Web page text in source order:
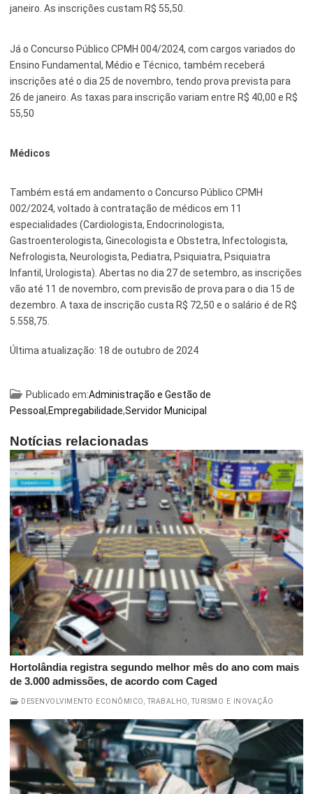
janeiro. As inscrições custam R$ 55,50.
Já o Concurso Público CPMH 004/2024, com cargos variados do
Ensino Fundamental, Médio e Técnico, também receberá
inscrições até o dia 25 de novembro, tendo prova prevista para
26 de janeiro. As taxas para inscrição variam entre R$ 40,00 e R$
55,50
Médicos
Também está em andamento o Concurso Público CPMH
002/2024, voltado à contratação de médicos em 11
especialidades (Cardiologista, Endocrinologista,
Gastroenterologista, Ginecologista e Obstetra, Infectologista,
Nefrologista, Neurologista, Pediatra, Psiquiatra, Psiquiatra
Infantil, Urologista). Abertas no dia 27 de setembro, as inscrições
vão até 11 de novembro, com previsão de prova para o dia 15 de
dezembro. A taxa de inscrição custa R$ 72,50 e o salário é de R$
5.558,75.
Última atualização: 18 de outubro de 2024
Publicado em:Administração e Gestão de
Pessoal ,Empregabilidade,Servidor Municipal
Notícias relacionadas
Hortolândia registra segundo melhor mês do ano com mais
de 3.000 admissões, de acordo com Caged
DESENVOLVIMENTO ECONÔMICO, TRABALHO, TURISMO E INOVAÇÃO